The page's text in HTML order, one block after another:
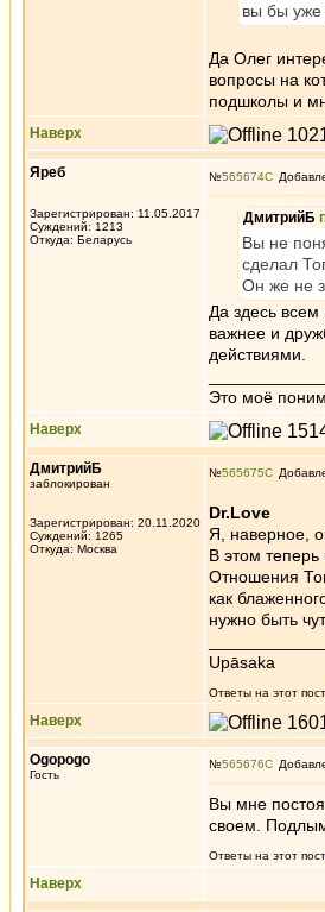
вы бы уже
Да Олег
вопросы на
подшколы и
Наверх
Яреб
Зарегистрирован: 11.05.2017
Суждений: 1213
Откуда: Беларусь
№565674
ДмитрийБ
Вы не
сделал
Он же не
Да здесь
важнее и
действиями.
Это моё
Наверх
ДмитрийБ
заблокирован
Зарегистрирован: 20.11.2020
Суждений: 1265
Откуда: Москва
№565675
Dr.Love
Я, наверное,
В этом теперь
Отношения
как
нужно быть
Upāsaka
Ответы на этот
Наверх
Ogopogo
Гость
№565676
Вы мне
своем.
Ответы на этот
Наверх